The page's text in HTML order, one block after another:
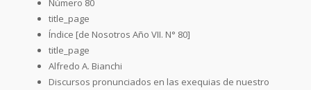
title_page
Índice [de Nosotros Año VII. N° 80]
title_page
Alfredo A. Bianchi
Discursos pronunciados en las exequias de nuestro